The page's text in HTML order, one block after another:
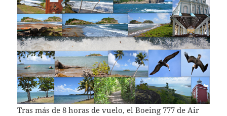
Tras más de 8 horas de vuelo, el Boeing 777 de Air